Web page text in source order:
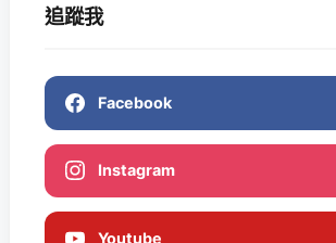
追蹤我
Facebook
Instagram
Youtube